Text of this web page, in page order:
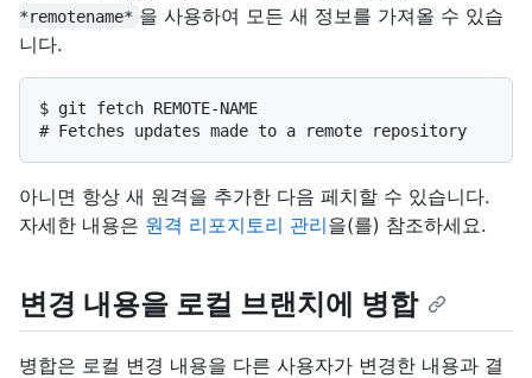
*remotename* 을 사용하여 모든 새 정보를 가져올 수 있습
니다.
$ git fetch REMOTE-NAME
# Fetches updates made to a remote repository
아니면 항상 새 원격을 추가한 다음 페치할 수 있습니다.
자세한 내용은 원격 리포지토리 관리을(를) 참조하세요.
변경 내용을 로컬 브랜치에 병합
병합은 로컬 변경 내용을 다른 사용자가 변경한 내용과 결